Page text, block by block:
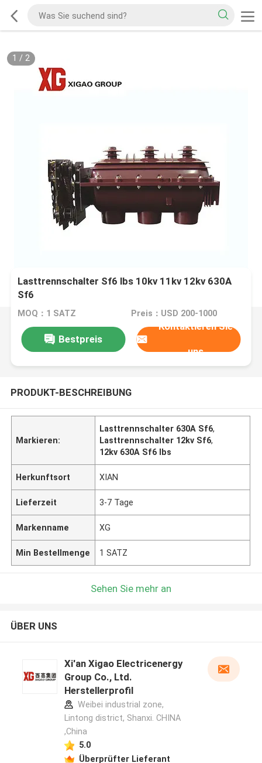
1 / 2
Lasttrennschalter Sf6 lbs 10kv 11kv 12kv 630A
Sf6
MOQ：1 SATZ Preis：USD 200-1000
Bestpreis
Kontaktieren Sie
uns
PRODUKT-BESCHREIBUNG
Markieren:
Lasttrennschalter 630A Sf6,
Lasttrennschalter 12kv Sf6,
12kv 630A Sf6 lbs
Herkunftsort XIAN
Lieferzeit 3-7 Tage
Markenname XG
Min Bestellmenge 1 SATZ
Sehen Sie mehr an
ÜBER UNS
Xi'an Xigao Electricenergy
Group Co., Ltd.
Herstellerprofil
Weibei industrial zone,
Lintong district, Shanxi. CHINA
,China
5.0
Überprüfter Lieferant